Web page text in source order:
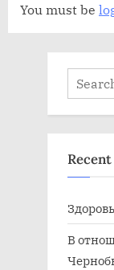
и
п
You must be
Search
for:
В